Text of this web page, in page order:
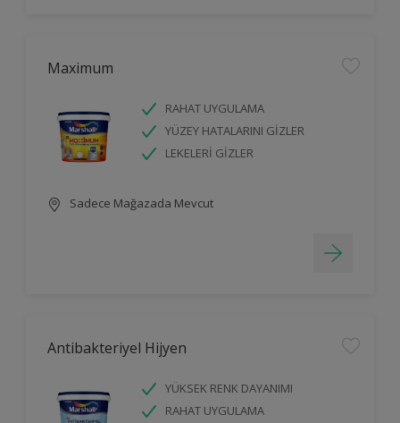
Maximum
RAHAT UYGULAMA
YÜZEY HATALARINI GİZLER
LEKELERİ GİZLER
Sadece Mağazada Mevcut
Antibakteriyel Hijyen
YÜKSEK RENK DAYANIMI
RAHAT UYGULAMA